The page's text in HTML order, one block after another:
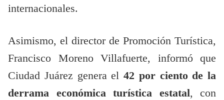
internacionales.
Asimismo, el director de Promoción Turística,
Francisco Moreno Villafuerte, informó que
Ciudad Juárez genera el 42 por ciento de la
derrama económica turística estatal, con